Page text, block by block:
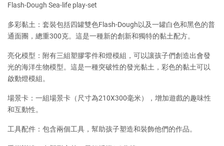
Flash-Dough Sea-life play-set
多彩黏土：套裝包括四罐雙色Flash-Dough以及一罐白色和黑色的普
通面團，總重300克。這是一種新的創新和獨特的黏土配方。
亮化模型：附有三組塑膠零件和燈模組，可以讓孩子們創造出會發
光的海洋生物模型。這是一種突破性的發光黏土，彩色的黏土可以
啟動燈模組。
場景卡：一組場景卡（尺寸為210X300毫米），增加遊戲的趣味性
和互動性。
工具配件：包含兩個工具，幫助孩子塑造和裝飾他們的作品。